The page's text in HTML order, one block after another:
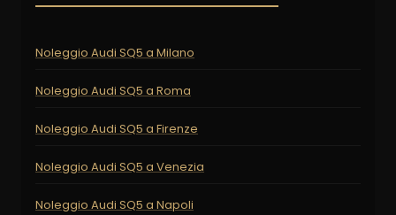
Noleggio Audi SQ5 a Milano
Noleggio Audi SQ5 a Roma
Noleggio Audi SQ5 a Firenze
Noleggio Audi SQ5 a Venezia
Noleggio Audi SQ5 a Napoli